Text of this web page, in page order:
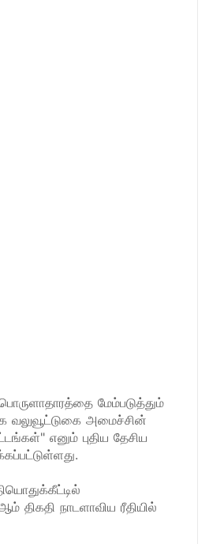
மேம்படுத்தும்
வலுவூட்டுகை அமைச்சின்
எனும் புதிய தேசிய
திகதி நாடளாவிய ரீதியில்